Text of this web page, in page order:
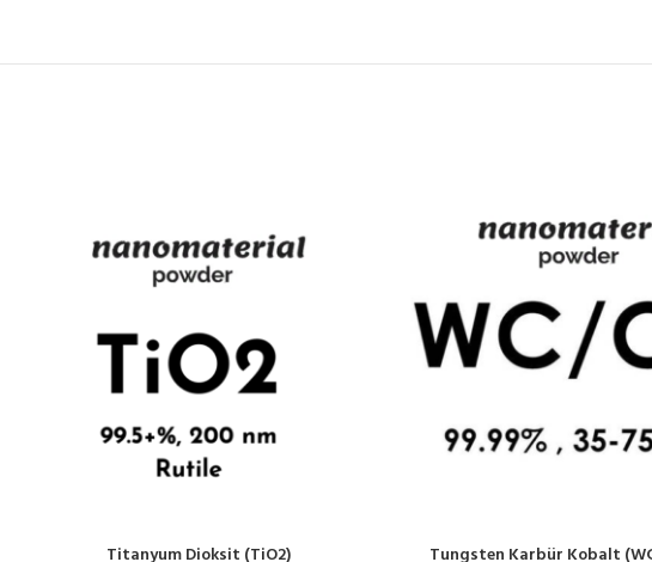
Titanyum Dioksit (TiO2) Tungsten Karbür Kobalt